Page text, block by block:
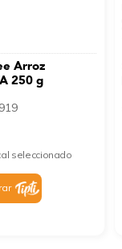
Arroz
250 g
seleccionado